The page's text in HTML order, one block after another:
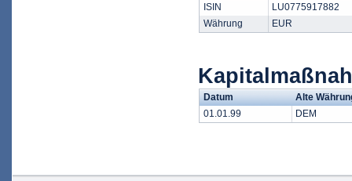
ISIN
LU0775917882
Währung
EUR
Datum
Alte
01.01.99
DEM